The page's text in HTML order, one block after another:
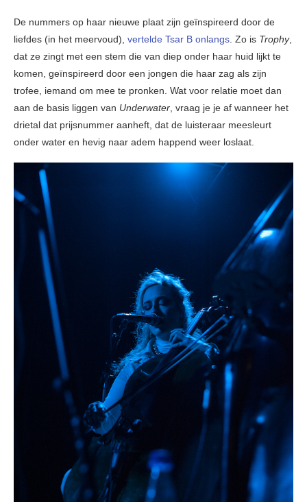
De nummers op haar nieuwe plaat zijn geïnspireerd door de
liefdes (in het meervoud), vertelde Tsar B onlangs. Zo is Trophy,
dat ze zingt met een stem die van diep onder haar huid lijkt te
komen, geïnspireerd door een jongen die haar zag als zijn
trofee, iemand om mee te pronken. Wat voor relatie moet dan
aan de basis liggen van Underwater, vraag je je af wanneer het
drietal dat prijsnummer aanheft, dat de luisteraar meesleurt
onder water en hevig naar adem happend weer loslaat.